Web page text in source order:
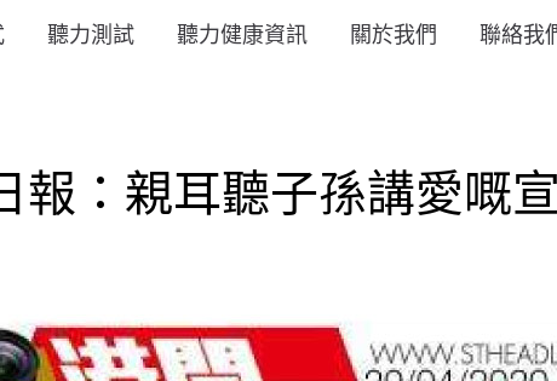
聽力測試 聽力健康資訊 關於我們 聯絡我
報：親耳聽子孫講愛嘅